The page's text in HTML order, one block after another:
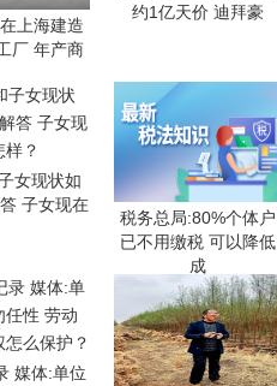
上海建造
厂 年产商
约1亿天价 迪拜豪
女现状如
子女现在
税务总局:80%个体户
已不用缴税 可以降低
成
媒体:单位